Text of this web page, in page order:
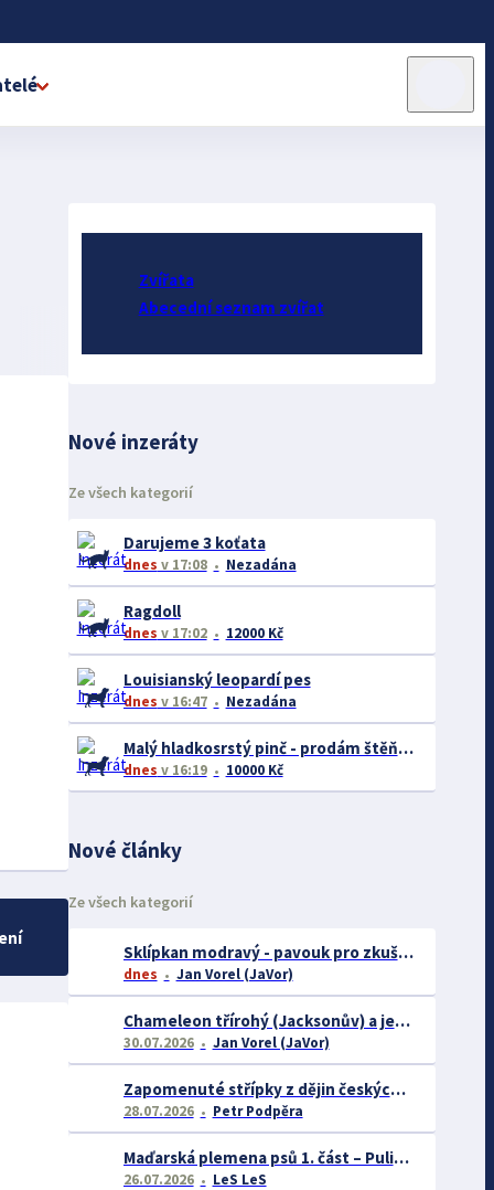
Zvířata
Abecední seznam zvířat
Nové inzeráty
Ze všech kategorií
Darujeme 3 koťata
dnes v 17:08 Nezadána
Ragdoll
dnes v 17:02 12000 Kč
Louisianský leopardí pes
dnes v 16:47 Nezadána
Malý hladkosrstý pinč - prodám štěňátka bez pp
dnes v 16:19 10000 Kč
Nové články
Ze všech kategorií
Sklípkan modravý - pavouk pro zkušené chovatele
dnes Jan Vorel (JaVor)
Chameleon třírohý (Jacksonův) a jeho chov
30.07.2026 Jan Vorel (JaVor)
Zapomenuté střípky z dějin českých exotářů - 3.část
28.07.2026 Petr Podpěra
Maďarská plemena psů 1. část – Puli, Komondor
26.07.2026 LeS LeS